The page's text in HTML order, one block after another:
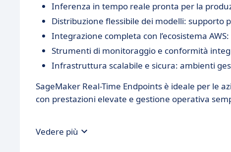
Inferenza in tempo reale pronta per la
Distribuzione flessibile dei modelli: supporto
Integrazione completa con l’ecosistema
Strumenti di monitoraggio e conformità
Infrastruttura scalabile e sicura: ambienti
SageMaker Real-Time Endpoints è ideale per le
con prestazioni elevate e gestione operativa
Vedere più